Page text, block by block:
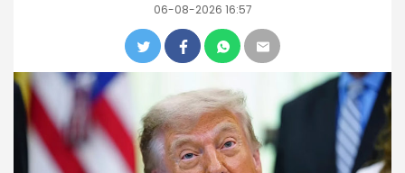
06-08-2026 16:57